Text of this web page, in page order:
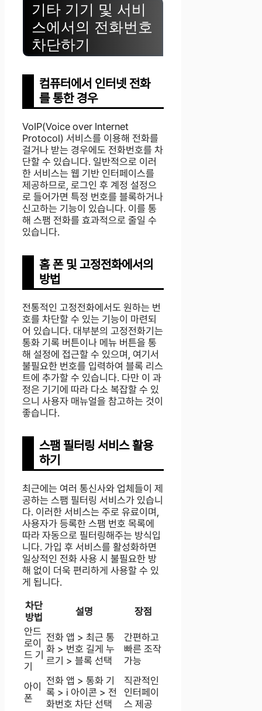
기타 기기 및 서비
스에서의 전화번호
차단하기
컴퓨터에서 인터넷 전화
를 통한 경우
VoIP(Voice over Internet
Protocol) 서비스를 이용해 전화를
걸거나 받는 경우에도 전화번호를 차
단할 수 있습니다. 일반적으로 이러
한 서비스는 웹 기반 인터페이스를
제공하므로, 로그인 후 계정 설정으
로 들어가면 특정 번호를 블록하거나
신고하는 기능이 있습니다. 이를 통
해 스팸 전화를 효과적으로 줄일 수
있습니다.
홈 폰 및 고정전화에서의
방법
전통적인 고정전화에서도 원하는 번
호를 차단할 수 있는 기능이 마련되
어 있습니다. 대부분의 고정전화기는
통화 기록 버튼이나 메뉴 버튼을 통
해 설정에 접근할 수 있으며, 여기서
불필요한 번호를 입력하여 블록 리스
트에 추가할 수 있습니다. 다만 이 과
정은 기기에 따라 다소 복잡할 수 있
으니 사용자 매뉴얼을 참고하는 것이
좋습니다.
스팸 필터링 서비스 활용
하기
최근에는 여러 통신사와 업체들이 제
공하는 스팸 필터링 서비스가 있습니
다. 이러한 서비스는 주로 유료이며,
사용자가 등록한 스팸 번호 목록에
따라 자동으로 필터링해주는 방식입
니다. 가입 후 서비스를 활성화하면
일상적인 전화 사용 시 불필요한 방
해 없이 더욱 편리하게 사용할 수 있
게 됩니다.
차단
방법
설명
장점
안드
로이
드 기
기
전화 앱 > 최근 통
화 > 번호 길게 누
르기 > 블록 선택
간편하고
빠른 조작
가능
아이
폰
전화 앱 > 통화 기
록 > i 아이콘 > 전
화번호 차단 선택
직관적인
인터페이
스 제공